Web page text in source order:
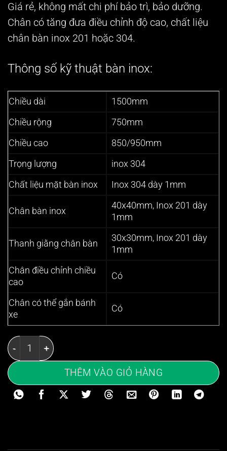
Giá rẻ, không mất chi phí bảo trì, bảo dưỡng.
Chân có tăng đưa điều chỉnh độ cao, chất liệu
chân bàn inox 201 hoặc 304.
Thông số kỹ thuật bàn inox:
Chiều dài 1500mm
Chiều rộng 750mm
Chiều cao 850/950mm
Trọng lượng inox 304
Chất liệu mặt bàn inox Inox 304 dày 1mm
Chân bàn inox
40x40mm, Inox 201 dày
1mm
Thanh giằng chân bàn
30x30mm, Inox 201 dày
1mm
Chân điều chỉnh chiều
cao
Có
Chân có thể gắn bánh
xe
Có
Bàn inox 2 tầng 1500x750x850/950mm kệ đột lỗ có
THÊM VÀO GIỎ HÀNG